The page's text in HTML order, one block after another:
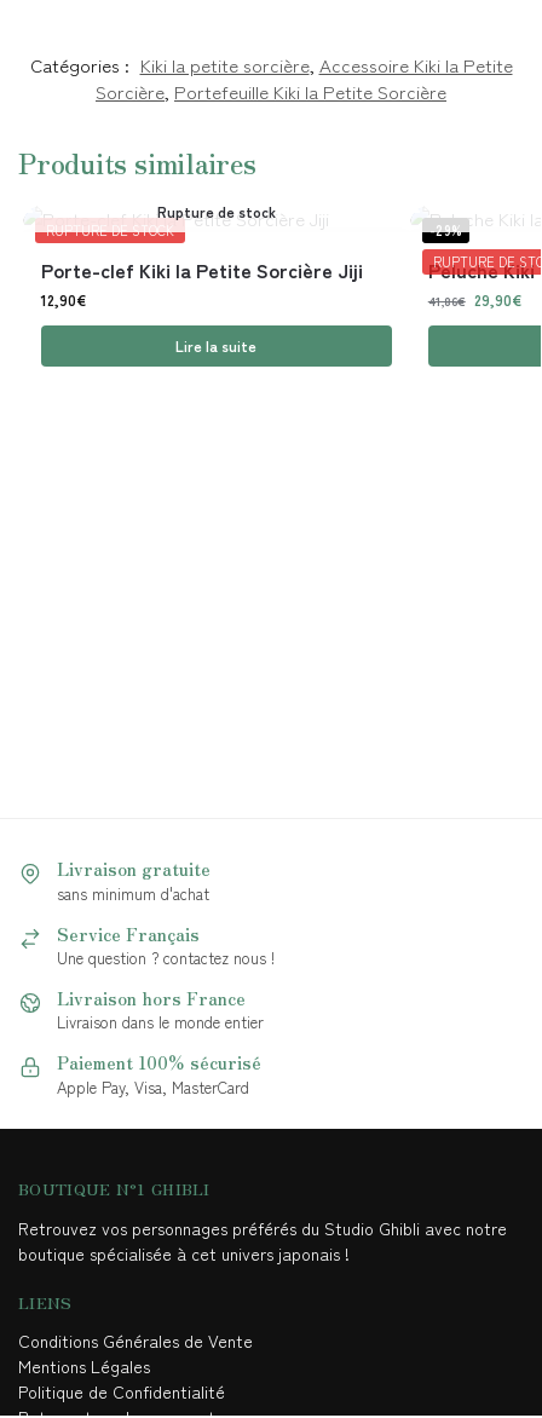
Catégories : Kiki la petite sorcière, Accessoire Kiki la Petite
Sorcière, Portefeuille Kiki la Petite Sorcière
Produits similaires
RUPTURE DE STOCK
Rupture de stock
Porte-clef Kiki la Petite Sorcière Jiji
12,90€
Lire la suite
-29%
RUPTURE DE
Peluche
41,86€ 29,90€
Livraison gratuite
sans minimum d'achat
Service Français
Une question ? contactez nous !
Livraison hors France
Livraison dans le monde entier
Paiement 100% sécurisé
Apple Pay, Visa, MasterCard
BOUTIQUE N°1 GHIBLI
Retrouvez vos personnages préférés du Studio Ghibli avec notre
boutique spécialisée à cet univers japonais !
LIENS
Conditions Générales de Vente
Mentions Légales
Politique de Confidentialité